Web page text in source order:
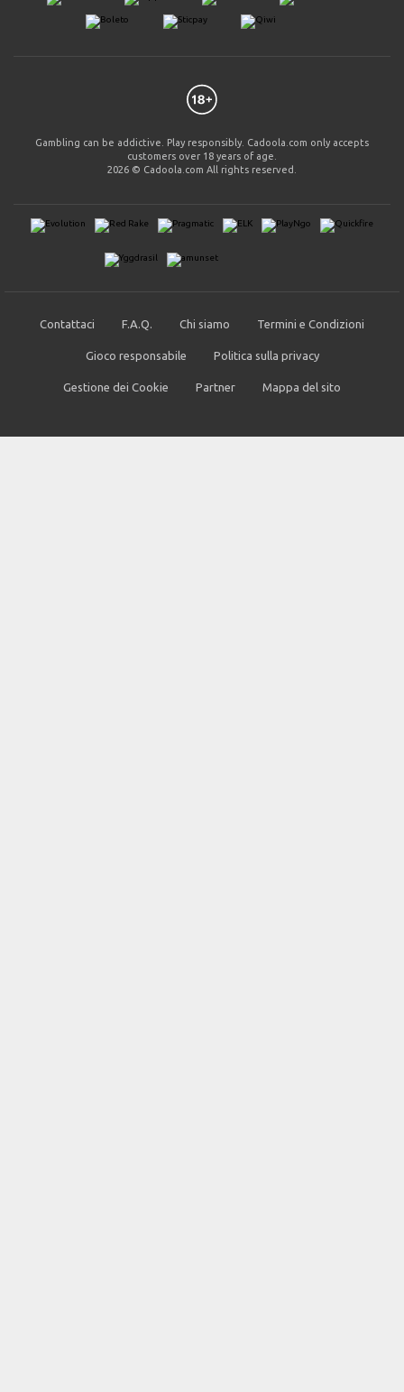
Gambling can be addictive. Play responsibly. Cadoola.com only accepts
customers over 18 years of age.
2026 © Cadoola.com All rights reserved.
Contattaci F.A.Q. Chi siamo Termini e Condizioni
Gioco responsabile Politica sulla privacy
Gestione dei Cookie Partner Mappa del sito